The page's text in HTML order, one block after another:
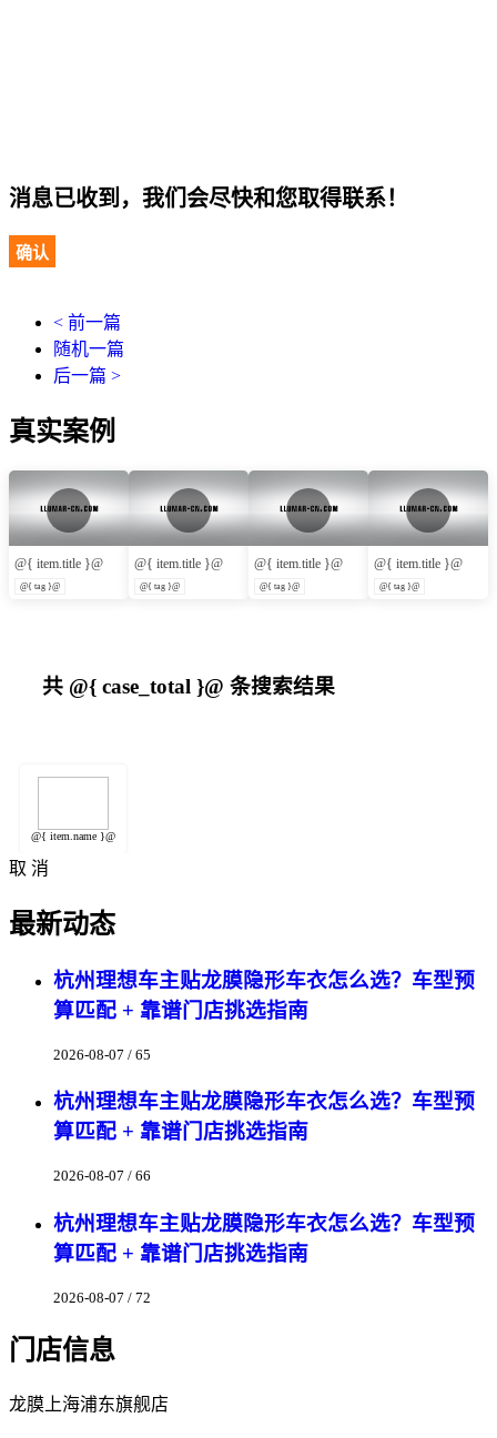
消息已收到，我们会尽快和您取得联系！
确认
< 前一篇
随机一篇
后一篇 >
真实案例
@{ item.title }@
@{ tag }@
@{ item.title }@
@{ tag }@
@{ item.title }@
@{ tag }@
@{ item.title }@
@{ tag }@
共 @{ case_total }@ 条搜索结果
@{ item.name }@
取 消
最新动态
杭州理想车主贴龙膜隐形车衣怎么选？车型预
算匹配 + 靠谱门店挑选指南
2026-08-07 / 65
杭州理想车主贴龙膜隐形车衣怎么选？车型预
算匹配 + 靠谱门店挑选指南
2026-08-07 / 66
杭州理想车主贴龙膜隐形车衣怎么选？车型预
算匹配 + 靠谱门店挑选指南
2026-08-07 / 72
门店信息
龙膜上海浦东旗舰店